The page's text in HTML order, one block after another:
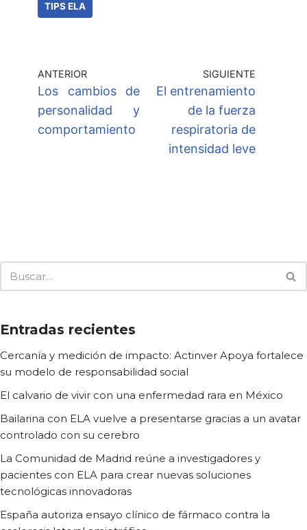
TIPS ELA
ANTERIOR
Los cambios de
personalidad y
comportamiento
SIGUIENTE
El entrenamiento
de la fuerza
respiratoria de
intensidad leve
Entradas recientes
Cercanía y medición de impacto: Actinver Apoya fortalece
su modelo de responsabilidad social
El calvario de vivir con una enfermedad rara en México
Bailarina con ELA vuelve a presentarse gracias a un avatar
controlado con su cerebro
La Comunidad de Madrid reúne a investigadores y
pacientes con ELA para crear nuevas soluciones
tecnológicas innovadoras
España autoriza ensayo clínico de fármaco contra la